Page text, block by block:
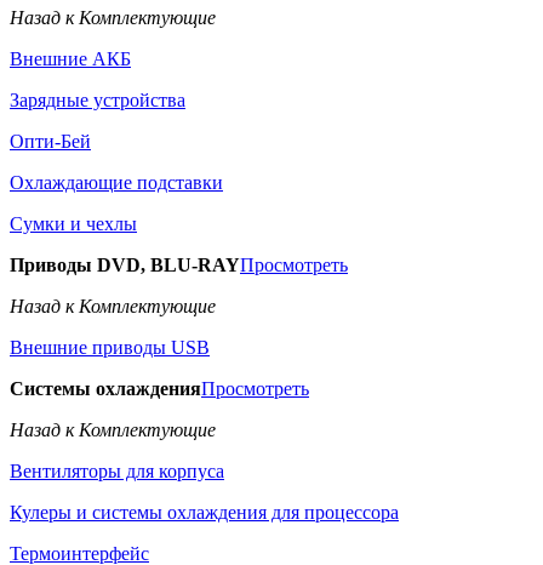
Назад к Комплектующие
Внешние АКБ
Зарядные устройства
Опти-Бей
Охлаждающие подставки
Сумки и чехлы
Приводы DVD, BLU-RAYПросмотреть
Назад к Комплектующие
Внешние приводы USB
Системы охлажденияПросмотреть
Назад к Комплектующие
Вентиляторы для корпуса
Кулеры и системы охлаждения для процессора
Термоинтерфейс